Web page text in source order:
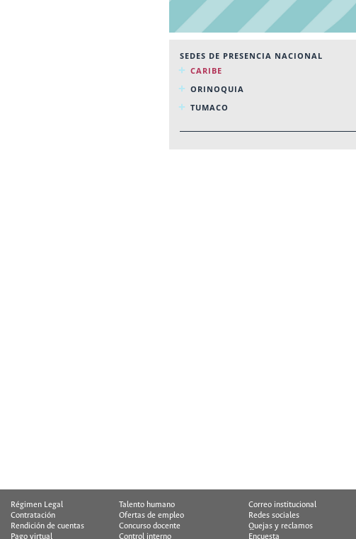
SEDES DE PRESENCIA NACIONAL
CARIBE
ORINOQUIA
TUMACO
Régimen Legal
Talento humano
Contratación
Ofertas de empleo
Rendición de cuentas
Concurso docente
Pago virtual
Control interno
Correo institucional
Redes sociales
Quejas y reclamos
Encuesta